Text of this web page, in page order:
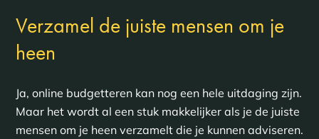
Verzamel de juiste mensen om je
heen
Ja, online budgetteren kan nog een hele uitdaging zijn.
Maar het wordt al een stuk makkelijker als je de juiste
mensen om je heen verzamelt die je kunnen adviseren.